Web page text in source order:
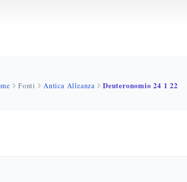
Fonti Antica Alleanza Deuteronomio 24 1 22